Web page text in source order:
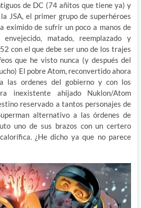
de DC (74 añitos que tiene ya) y
JSA, el primer grupo de superhéroes
eximido de sufrir un poco a manos de
matado, reemplazado y
con el que debe ser uno de los trajes
que he visto nunca (y después del
El pobre Atom, reconvertido ahora
las ordenes del gobierno y con los
inexistente ahijado Nuklon/Atom
reservado a tantos personajes de
alternativo a las órdenes de
uno de sus brazos con un certero
¿He dicho ya que no parece